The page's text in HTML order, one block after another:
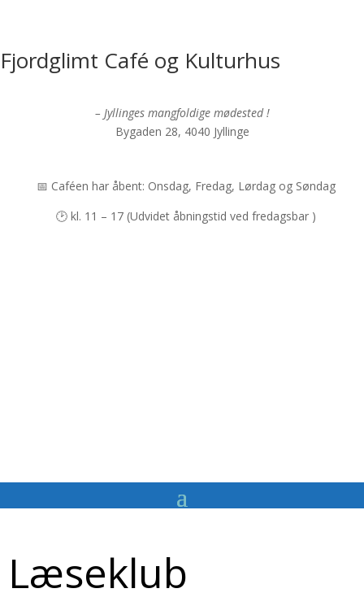
Fjordglimt Café og Kulturhus
– Jyllinges mangfoldige mødested !
Bygaden 28, 4040 Jyllinge
📅 Caféen har åbent: Onsdag, Fredag, Lørdag og Søndag
🕑 kl. 11 – 17 (Udvidet åbningstid ved fredagsbar )
Læseklub